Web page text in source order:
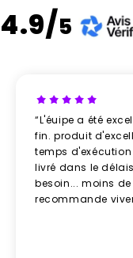
4.9/5
“L'éuipe a été
fin. produit
temps
livré dans le
besoin... moins
recommande